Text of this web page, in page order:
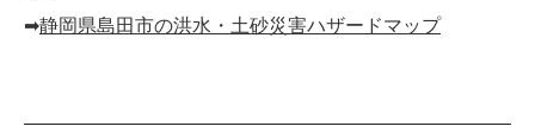
➡︎静岡県島田市の洪水・土砂災害ハザードマップ